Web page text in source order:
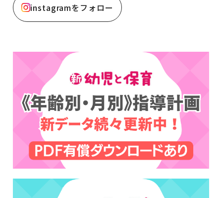
instagramをフォロー